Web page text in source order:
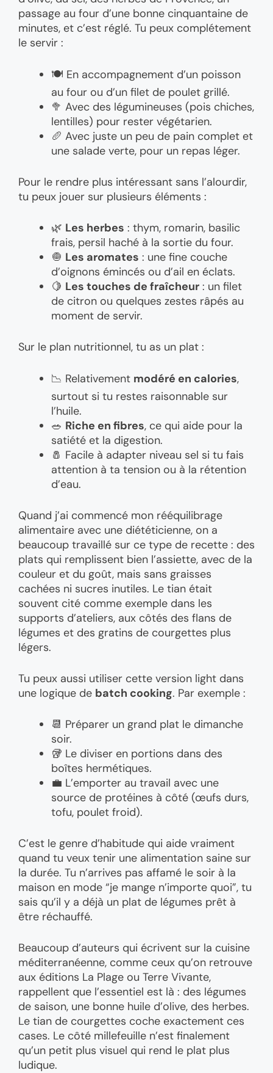
passage au four d’une bonne cinquantaine de
minutes, et c’est réglé. Tu peux complétement
le servir :
🍽️ En accompagnement d’un poisson
au four ou d’un filet de poulet grillé.
🥦 Avec des légumineuses (pois chiches,
lentilles) pour rester végétarien.
🥖 Avec juste un peu de pain complet et
une salade verte, pour un repas léger.
Pour le rendre plus intéressant sans l’alourdir,
tu peux jouer sur plusieurs éléments :
🌿 Les herbes : thym, romarin, basilic
frais, persil haché à la sortie du four.
🧅 Les aromates : une fine couche
d’oignons émincés ou d’ail en éclats.
🍋 Les touches de fraîcheur : un filet
de citron ou quelques zestes râpés au
moment de servir.
Sur le plan nutritionnel, tu as un plat :
📉 Relativement modéré en calories,
surtout si tu restes raisonnable sur
l’huile.
🥗 Riche en fibres, ce qui aide pour la
satiété et la digestion.
🧂 Facile à adapter niveau sel si tu fais
attention à ta tension ou à la rétention
d’eau.
Quand j’ai commencé mon rééquilibrage
alimentaire avec une diététicienne, on a
beaucoup travaillé sur ce type de recette : des
plats qui remplissent bien l’assiette, avec de la
couleur et du goût, mais sans graisses
cachées ni sucres inutiles. Le tian était
souvent cité comme exemple dans les
supports d’ateliers, aux côtés des flans de
légumes et des gratins de courgettes plus
légers.
Tu peux aussi utiliser cette version light dans
une logique de batch cooking. Par exemple :
📆 Préparer un grand plat le dimanche
soir.
🥡 Le diviser en portions dans des
boîtes hermétiques.
💼 L’emporter au travail avec une
source de protéines à côté (œufs durs,
tofu, poulet froid).
C’est le genre d’habitude qui aide vraiment
quand tu veux tenir une alimentation saine sur
la durée. Tu n’arrives pas affamé le soir à la
maison en mode “je mange n’importe quoi”, tu
sais qu’il y a déjà un plat de légumes prêt à
être réchauffé.
Beaucoup d’auteurs qui écrivent sur la cuisine
méditerranéenne, comme ceux qu’on retrouve
aux éditions La Plage ou Terre Vivante,
rappellent que l’essentiel est là : des légumes
de saison, une bonne huile d’olive, des herbes.
Le tian de courgettes coche exactement ces
cases. Le côté millefeuille n’est finalement
qu’un petit plus visuel qui rend le plat plus
ludique.